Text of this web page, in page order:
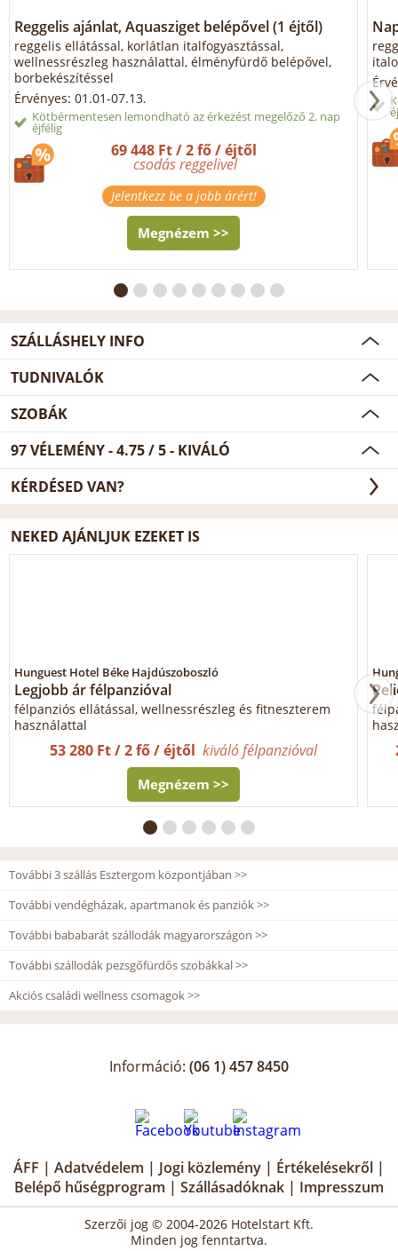
Reggelis ajánlat, Aquasziget belépővel (1 éjtől)
reggelis ellátással, korlátlan italfogyasztással,
wellnessrészleg használattal, élményfürdő belépővel,
borbekészítéssel
Érvényes: 01.01-07.13.
Kötbérmentesen lemondható az érkezést megelőző 2. nap
éjfélig
69 448 Ft / 2 fő / éjtől
csodás reggelivel
Jelentkezz be a jobb árért!
Megnézem >>
SZÁLLÁSHELY INFO
TUDNIVALÓK
SZOBÁK
97VÉLEMÉNY -4.75/5- KIVÁLÓ
KÉRDÉSED VAN?
NEKED AJÁNLJUK EZEKET IS
Hunguest Hotel Béke Hajdúszoboszló
Legjobb ár félpanzióval
félpanziós ellátással, wellnessrészleg és fitneszterem
használattal
53 280 Ft / 2 fő / éjtőlkiváló félpanzióval
Megnézem >>
További 3 szállás Esztergom központjában >>
További vendégházak, apartmanok és panziók >>
További bababarát szállodák magyarországon >>
További szállodák pezsgőfürdős szobákkal >>
Akciós családi wellness csomagok >>
Információ: (06 1) 457 8450
ÁFF | Adatvédelem | Jogi közlemény | Értékelésekről |
Belépő hűségprogram | Szállásadóknak | Impresszum
Szerzői jog © 2004-2026 Hotelstart Kft.
Minden jog fenntartva.